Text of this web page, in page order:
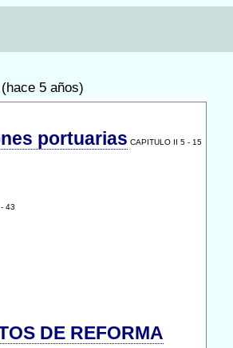
5 años)
portuarias CAPITULO II 5 - 15
43
DE REFORMA